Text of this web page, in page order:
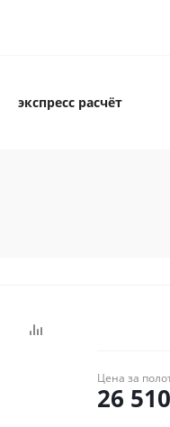
экспресс расчёт
Цена за
26 510